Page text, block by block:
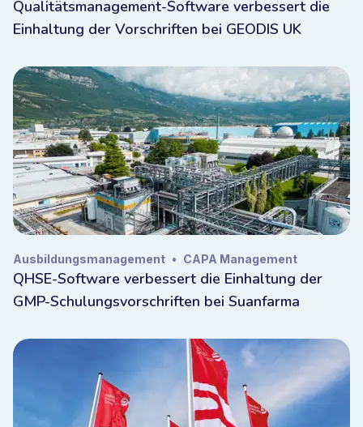
Qualitätsmanagement-Software verbessert die
Einhaltung der Vorschriften bei GEODIS UK
Ausbildungsmanagement • CAPA Management
QHSE-Software verbessert die Einhaltung der
GMP-Schulungsvorschriften bei Suanfarma